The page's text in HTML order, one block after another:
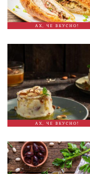
АХ, ЧЕ ВКУСНО!
АХ, ЧЕ ВКУСНО!